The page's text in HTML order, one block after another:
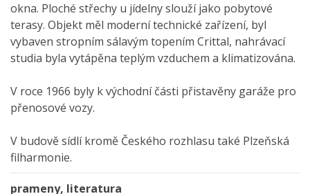
okna. Ploché střechy u jídelny slouží jako pobytové
terasy. Objekt měl moderní technické zařízení, byl
vybaven stropním sálavým topením Crittal, nahrávací
studia byla vytápěna teplým vzduchem a klimatizována.
V roce 1966 byly k východní části přistavěny garáže pro
přenosové vozy.
V budově sídlí kromě Českého rozhlasu také Plzeňská
filharmonie.
prameny, literatura